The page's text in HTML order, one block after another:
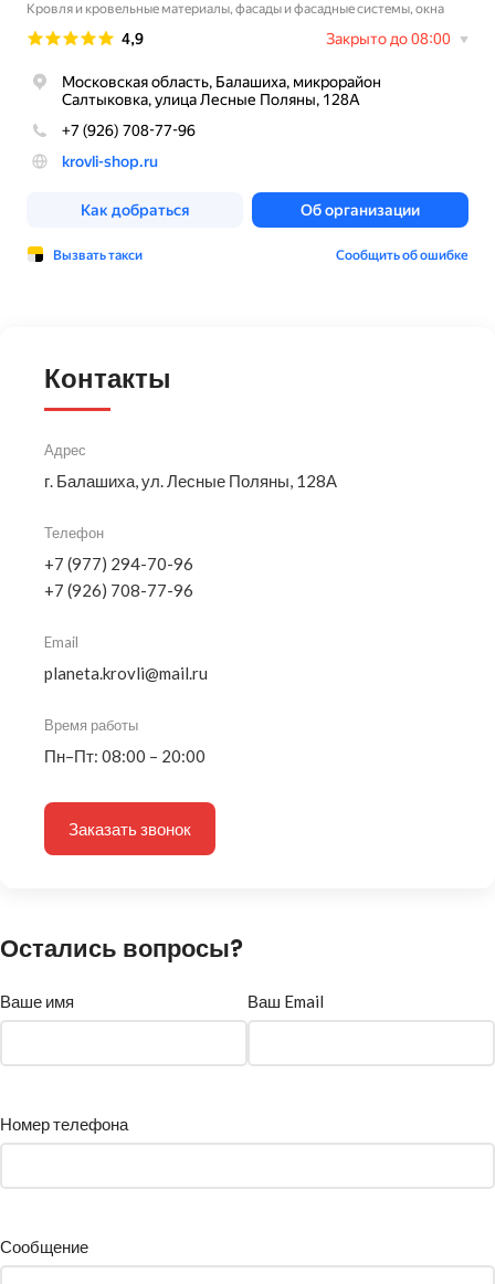
Контакты
Адрес
г. Балашиха, ул. Лесные Поляны, 128А
Телефон
+7 (977) 294-70-96
+7 (926) 708-77-96
Email
planeta.krovli@mail.ru
Время работы
Пн–Пт: 08:00 – 20:00
Заказать звонок
Остались вопросы?
Ваше имя Ваш Email
Номер телефона
Сообщение